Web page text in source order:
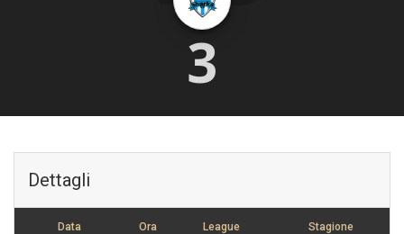
3
Dettagli
Data Ora League Stagione